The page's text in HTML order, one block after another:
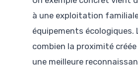
à une exploitation
équipements
combien la proximité
une meilleure